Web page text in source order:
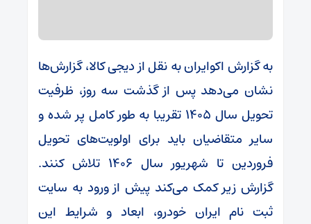
به گزارش اکوایران به نقل از دیجی کالا، گزارش‌ها
نشان می‌دهد پس از گذشت سه روز، ظرفیت
تحویل سال 1405 تقریبا به طور کامل پر شده و
سایر متقاضیان باید برای اولویت‌های تحویل
فروردین تا شهریور سال 1406 تلاش کنند.
گزارش زیر کمک می‌کند پیش از ورود به سایت
ثبت نام ایران خودرو، ابعاد و شرایط این